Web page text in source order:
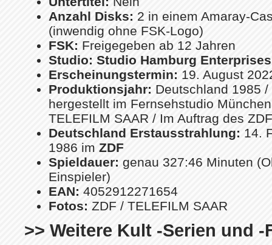
Anzahl Disks: 2 in einem Amaray-
(inwendig ohne FSK-Logo)
FSK: Freigegeben ab 12 Jahren
Studio: Studio Hamburg Enterprises
Erscheinungstermin: 19. August
Produktionsjahr: Deutschland 1985
hergestellt im Fernsehstudio
TELEFILM SAAR / Im Auftrag des
Deutschland Erstausstrahlung: 14.
1986 im ZDF
Spieldauer: genau 327:46 Minuten
Einspieler)
EAN: 4052912271654
Fotos: ZDF / TELEFILM SAAR
>> Weitere Kult -Serien und